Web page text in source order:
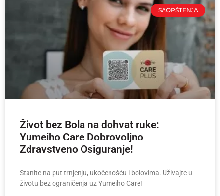
SAOPŠTENJA
Život bez Bola na dohvat ruke:
Yumeiho Care Dobrovoljno
Zdravstveno Osiguranje!
Stanite na put trnjenju, ukočenošću i bolovima. Uživajte u
životu bez ograničenja uz Yumeiho Care!